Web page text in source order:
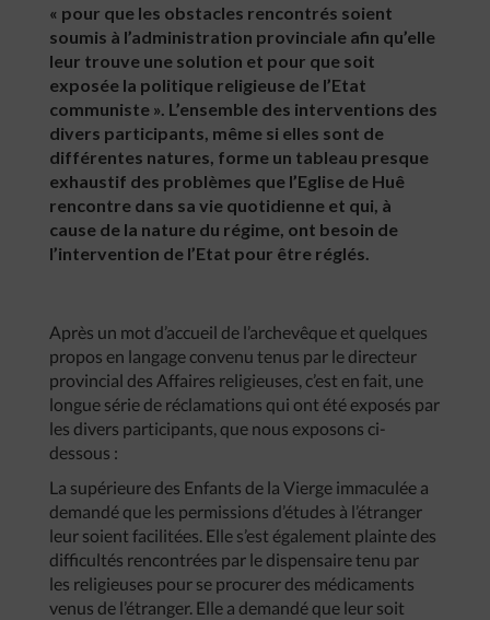
« pour que les obstacles rencontrés soient
soumis à l’administration provinciale afin qu’elle
leur trouve une solution et pour que soit
exposée la politique religieuse de l’Etat
communiste ». L’ensemble des interventions des
divers participants, même si elles sont de
différentes natures, forme un tableau presque
exhaustif des problèmes que l’Eglise de Huê
rencontre dans sa vie quotidienne et qui, à
cause de la nature du régime, ont besoin de
l’intervention de l’Etat pour être réglés.
Après un mot d’accueil de l’archevêque et quelques
propos en langage convenu tenus par le directeur
provincial des Affaires religieuses, c’est en fait, une
longue série de réclamations qui ont été exposés par
les divers participants, que nous exposons ci-
dessous :
La supérieure des Enfants de la Vierge immaculée a
demandé que les permissions d’études à l’étranger
leur soient facilitées. Elle s’est également plainte des
difficultés rencontrées par le dispensaire tenu par
les religieuses pour se procurer des médicaments
venus de l’étranger. Elle a demandé que leur soit